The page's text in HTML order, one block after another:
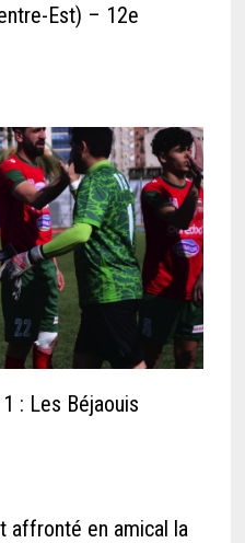
Est) – 12e
: Les Béjaouis
affronté en amical la